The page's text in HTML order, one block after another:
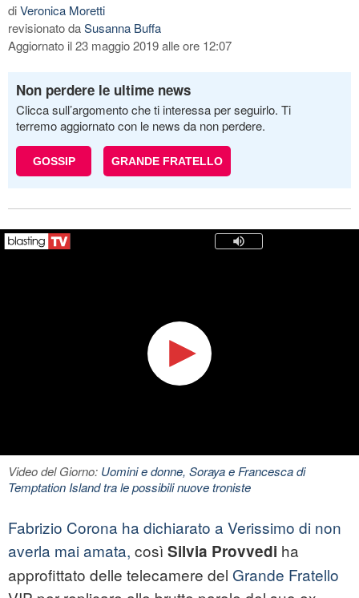
diVeronica Moretti
revisionato daSusanna Buffa
Aggiornato il 23 maggio 2019 alle ore 12:07
Non perdere le ultime news
Clicca sull’argomento che ti interessa per seguirlo. Ti
terremo aggiornato con le news da non perdere.
GOSSIP GRANDE FRATELLO
Video del Giorno: Uomini e donne, Soraya e Francesca di
Temptation Island tra le possibili nuove troniste
Fabrizio Corona ha dichiarato a Verissimo di non
averla mai amata, così Silvia Provvedi ha
approfittato delle telecamere del Grande Fratello